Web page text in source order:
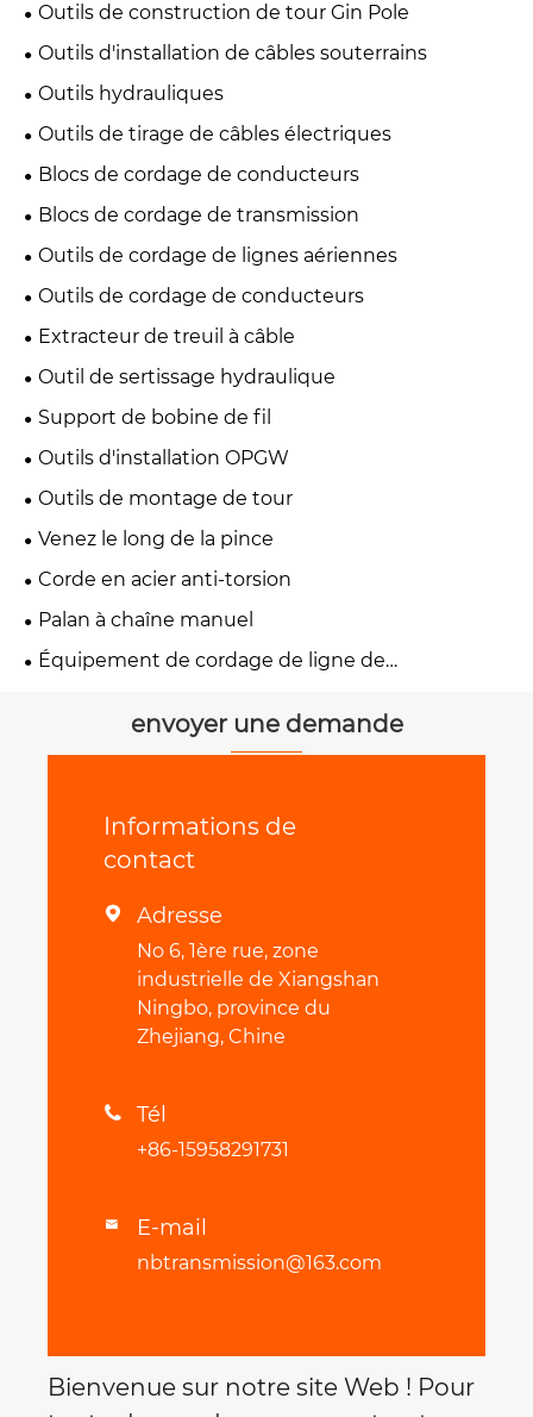
Outils de construction de tour Gin Pole
Outils d'installation de câbles souterrains
Outils hydrauliques
Outils de tirage de câbles électriques
Blocs de cordage de conducteurs
Blocs de cordage de transmission
Outils de cordage de lignes aériennes
Outils de cordage de conducteurs
Extracteur de treuil à câble
Outil de sertissage hydraulique
Support de bobine de fil
Outils d'installation OPGW
Outils de montage de tour
Venez le long de la pince
Corde en acier anti-torsion
Palan à chaîne manuel
Équipement de cordage de ligne de
envoyer une demande
Informations de
contact
 Adresse
No 6, 1ère rue, zone
industrielle de Xiangshan
Ningbo, province du
Zhejiang, Chine
 Tél
+86-15958291731
 E-mail
nbtransmission@163.com
Bienvenue sur notre site Web ! Pour